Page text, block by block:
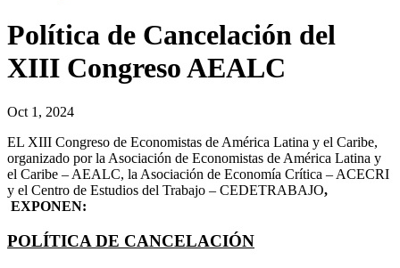
Política de Cancelación del
XIII Congreso AEALC
Oct 1, 2024
EL XIII Congreso de Economistas de América Latina y el Caribe,
organizado por la Asociación de Economistas de América Latina y
el Caribe – AEALC, la Asociación de Economía Crítica – ACECRI
y el Centro de Estudios del Trabajo – CEDETRABAJO,
EXPONEN:
POLÍTICA DE CANCELACIÓN